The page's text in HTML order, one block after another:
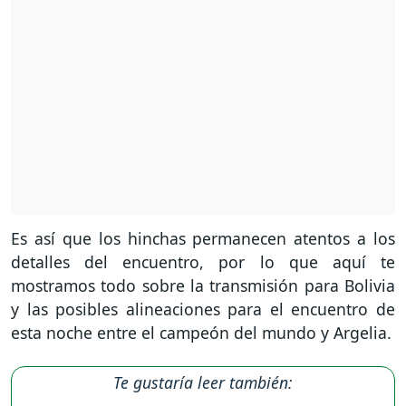
Es así que los hinchas permanecen atentos a los
detalles del encuentro, por lo que aquí te
mostramos todo sobre la transmisión para Bolivia
y las posibles alineaciones para el encuentro de
esta noche entre el campeón del mundo y Argelia.
Te gustaría leer también: